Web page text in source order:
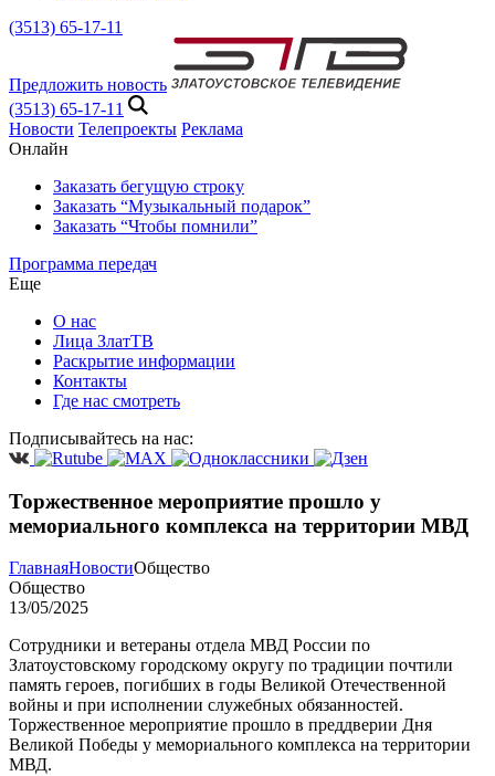
(3513) 65-17-11
Предложить новость
(3513) 65-17-11
Новости Телепроекты Реклама
Онлайн
Заказать бегущую строку
Заказать “Музыкальный подарок”
Заказать “Чтобы помнили”
Программа передач
Еще
О нас
Лица ЗлатТВ
Раскрытие информации
Контакты
Где нас смотреть
Подписывайтесь на нас:
Торжественное мероприятие прошло у
мемориального комплекса на территории МВД
ГлавнаяНовостиОбщество
Общество
13/05/2025
Сотрудники и ветераны отдела МВД России по
Златоустовскому городскому округу по традиции почтили
память героев, погибших в годы Великой Отечественной
войны и при исполнении служебных обязанностей.
Торжественное мероприятие прошло в преддверии Дня
Великой Победы у мемориального комплекса на территории
МВД.